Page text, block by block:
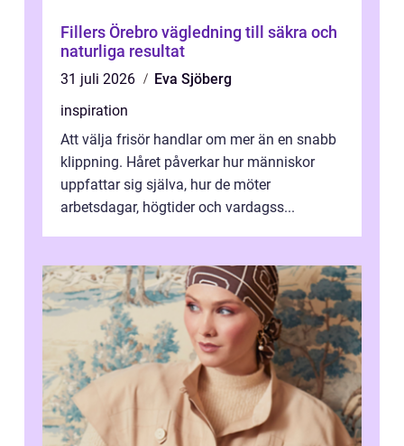
Fillers Örebro vägledning till säkra och
naturliga resultat
31 juli 2026
Eva Sjöberg
inspiration
Att välja frisör handlar om mer än en snabb
klippning. Håret påverkar hur människor
uppfattar sig själva, hur de möter
arbetsdagar, högtider och vardagss...